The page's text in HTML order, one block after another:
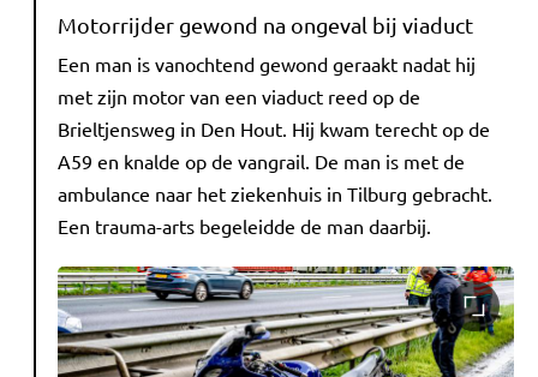
Motorrijder gewond na ongeval bij viaduct
Een man is vanochtend gewond geraakt nadat hij
met zijn motor van een viaduct reed op de
Brieltjensweg in Den Hout. Hij kwam terecht op de
A59 en knalde op de vangrail. De man is met de
ambulance naar het ziekenhuis in Tilburg gebracht.
Een trauma-arts begeleidde de man daarbij.